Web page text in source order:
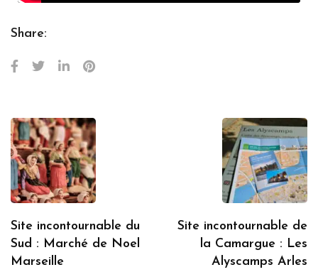
Share:
Site incontournable du
Sud : Marché de Noel
Marseille
Site incontournable de
la Camargue : Les
Alyscamps Arles